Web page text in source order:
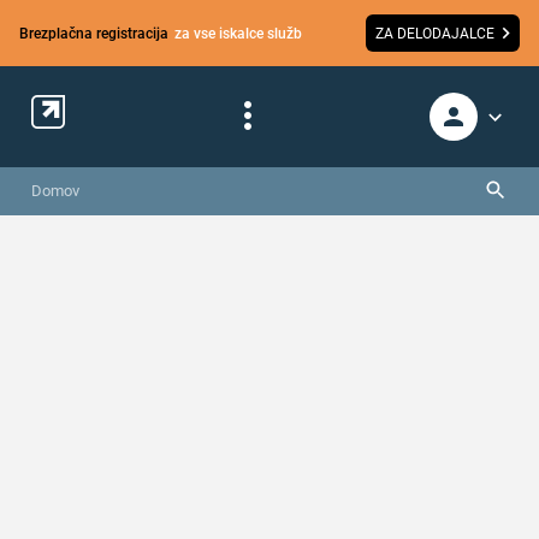
Brezplačna registracija za vse iskalce služb ZA DELODAJALCE
Domov